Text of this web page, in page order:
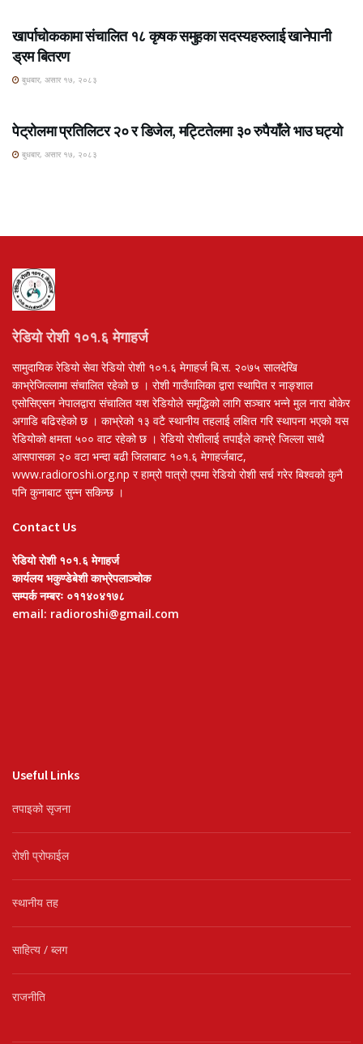
खार्पाचोककामा संचालित १८ कृषक समुहका सदस्यहरुलाई खानेपानी
ड्रम बितरण
बुधबार, असार १७, २०८३
पेट्रोलमा प्रतिलिटर २० र डिजेल, मट्टितेलमा ३० रुपैयाँले भाउ घट्यो
बुधबार, असार १७, २०८३
रेडियो रोशी १०१.६ मेगाहर्ज
सामुदायिक रेडियो सेवा रेडियो रोशी १०१.६ मेगाहर्ज बि.स. २०७५ सालदेखि
काभ्रेजिल्लामा संचालित रहेको छ । रोशी गाउँपालिका द्वारा स्थापित र नाङ्शाल
एसोसिएसन नेपालद्वारा संचालित यश रेडियोले समृद्धिको लागि सञ्चार भन्ने मुल नारा बोकेर
अगाडि बढिरहेको छ । काभ्रेको १३ वटै स्थानीय तहलाई लक्षित गरि स्थापना भएको यस
रेडियोको क्षमता ५०० वाट रहेको छ । रेडियो रोशीलाई तपाईंले काभ्रे जिल्ला साथै
आसपासका २० वटा भन्दा बढी जिलाबाट १०१.६ मेगाहर्जबाट,
www.radioroshi.org.np र हाम्रो पात्रो एपमा रेडियो रोशी सर्च गरेर बिश्वको कुनै
पनि कुनाबाट सुन्न सकिन्छ ।
Contact Us
रेडियो रोशी १०१.६ मेगाहर्ज
कार्यलय भकुण्डेबेशी काभ्रेपलाञ्चोक
सम्पर्क नम्बरः ०११४०४१७८
email: radioroshi@gmail.com
Useful Links
तपाइको सृजना
रोशी प्रोफाईल
स्थानीय तह
साहित्य / ब्लग
राजनीति